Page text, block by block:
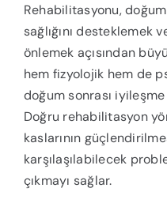
Rehabilitasyonu,
sağlığını desteklemek
önlemek açısından
hem fizyolojik hem de
doğum sonrası
Doğru rehabilitasyon
kaslarının
karşılaşılabilecek
çıkmayı sağlar.